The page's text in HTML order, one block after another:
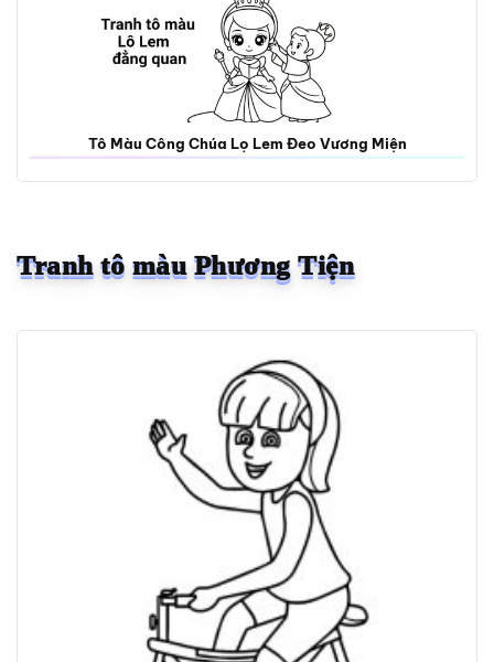
Tô Màu Công Chúa Lọ Lem Đeo Vương Miện
Tranh tô màu Phương Tiện